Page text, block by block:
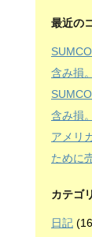
最近の
含み損。
含み損。
アメリ
ために
カテゴ
日記